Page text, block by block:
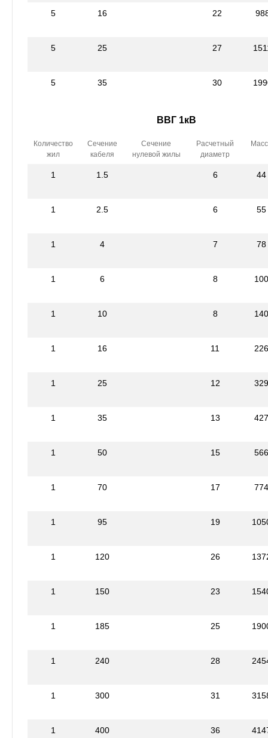
5 16 22
5 25 27
5 35 30
ВВГ 1кВ
Количество
жил
Сечение
кабеля
Сечение
нулевой жилы
Расчетный
диаметр
1 1.5 6 44
1 2.5 6 55
1 4 7 78
1 6 8 100
1 10 8 140
1 16 11 226
1 25 12 329
1 35 13 427
1 50 15 566
1 70 17 774
1 95 19
1 120 26
1 150 23
1 185 25
1 240 28
1 300 31
1 400 36